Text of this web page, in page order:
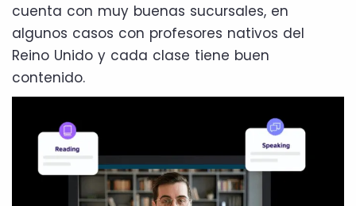
cuenta con muy buenas sucursales, en
algunos casos con profesores nativos del
Reino Unido y cada clase tiene buen
contenido.